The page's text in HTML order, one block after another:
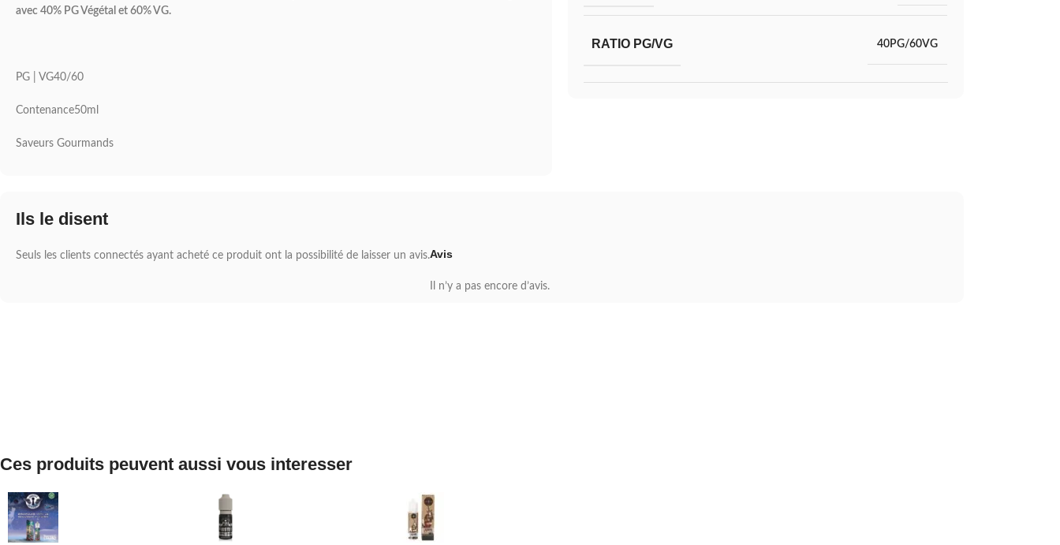
avec 40% PG Végétal et 60% VG.
PG | VG40/60
Contenance50ml
Saveurs Gourmands
RATIO PG/VG 40PG/60VG
Ils le disent
Avis
Il n’y a pas encore d’avis.
Seuls les clients connectés ayant acheté ce produit ont la possibilité de laisser un avis.
Ces produits peuvent aussi vous interesser